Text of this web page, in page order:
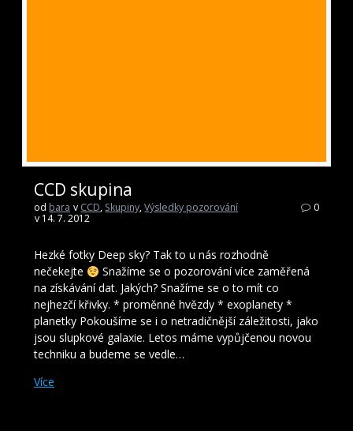
CCD skupina
od bara v CCD, Skupiny,Výsledky pozorování
v 14. 7. 2012
0
Hezké fotky Deep sky? Tak to u nás rozhodně
nečekejte
Snažíme se o pozorování více zaměřená
na získávání dat. Jakých? Snažíme se o to mít co
nejhezčí křivky. * proměnné hvězdy * exoplanety *
planetky Pokoušíme se i o netradičnější záležitosti, jako
jsou slupkové galaxie. Letos máme vypůjčenou novou
techniku a budeme se vedle…
Více